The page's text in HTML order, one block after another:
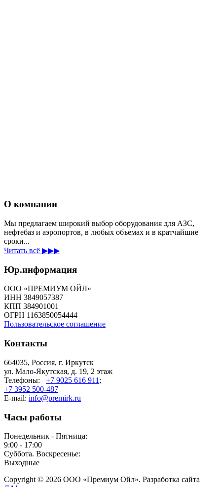
О компании
Мы предлагаем широкий выбор оборудования для АЗС,
нефтебаз и аэропортов, в любых объемах и в кратчайшие
сроки...
Читать всё ▶▶▶
Юр.информация
ООО «ПРЕМИУМ ОЙЛ»
ИНН 3849057387
КПП 384901001
ОГРН 1163850054444
Пользовательское соглашение
Контакты
664035, Россия, г. Иркутск
ул. Мало-Якутская, д. 19, 2 этаж
Телефоны: +7 9025 616 911 ;
+7 3952 500-487
E-mail: info@premirk.ru
Часы работы
Понедельник - Пятница:
9:00 - 17:00
Суббота. Воскресенье:
Выходные
Copyright © 2026 ООО «Премиум Ойл». Разработка сайта